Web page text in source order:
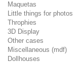
Maquetas
Little things for photos
Throphies
3D Display
Other cases
Miscellaneous (mdf)
Dollhouses